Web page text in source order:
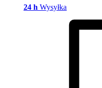
24 h Wysyłka